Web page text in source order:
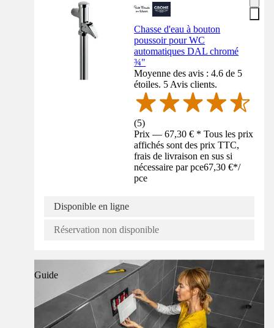
Chasse d'eau à bouton
poussoir pour WC
automatiques DAL chromé
¾"
Moyenne des avis : 4.6 de 5
étoiles. 5 Avis clients.
(5)
Prix — 67,30 € * Tous les prix
affichés sont des prix TTC,
frais de livraison en sus si
nécessaire par pce67,30 €*/
pce
Disponible en ligne
Réservation non disponible
Guide